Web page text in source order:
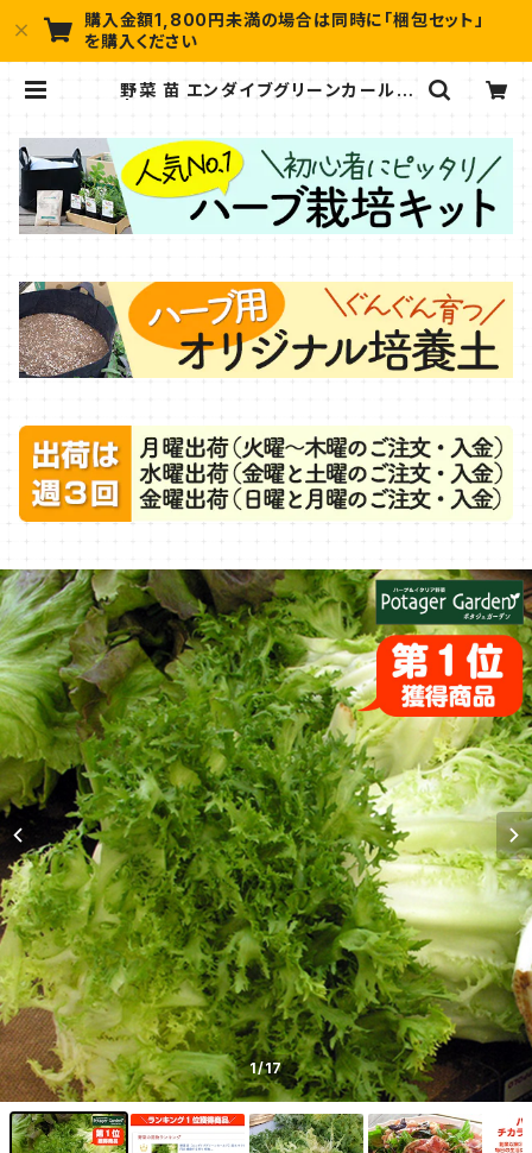
購入金額1,800円未満の場合は同時に「梱包セット」
を購入ください
野菜 苗 エンダイブグリーンカールド
1/17